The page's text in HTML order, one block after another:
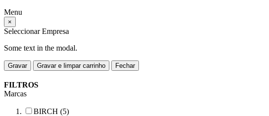
Menu
×
Seleccionar Empresa
Some text in the modal.
Gravar Gravar e limpar carrinho Fechar
FILTROS
Marcas
BIRCH (5)